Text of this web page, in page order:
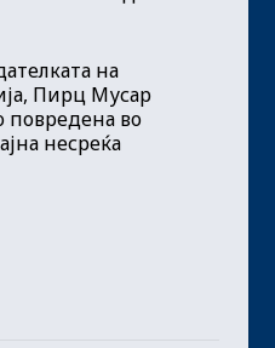
на
Пирц Мусар
повредена во
несреќа